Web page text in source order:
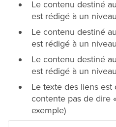
Le contenu destiné
est rédigé à un
Le contenu destiné
est rédigé à un
Le contenu destiné
est rédigé à un
Le texte des liens
contente pas de dire
exemple)